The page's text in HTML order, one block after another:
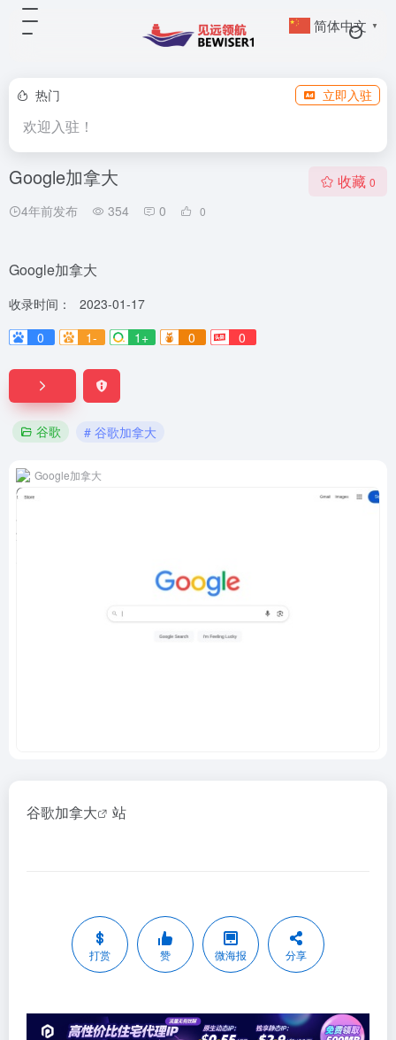
热门 立即入驻
欢迎入驻！
Google加拿大
4年前发布 354 0 0
收藏 0
Google加拿大
收录时间：
2023-01-17
0
1- 1+ 0 0
谷歌 # 谷歌加拿大
Google加拿大
谷歌加拿大 站
打赏 赞 微海报 分享
简体中文 ▼